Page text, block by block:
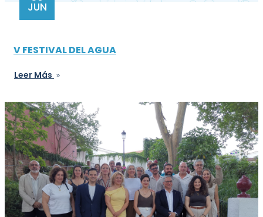
JUN
V FESTIVAL DEL AGUA
Leer Más